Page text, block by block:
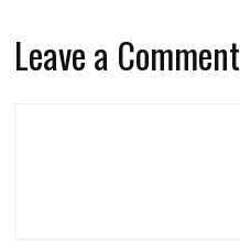
Leave a Comment